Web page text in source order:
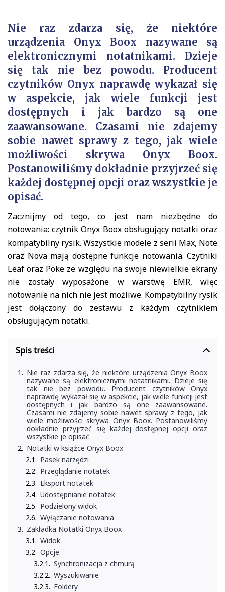
Nie raz zdarza się, że niektóre
urządzenia Onyx Boox nazywane są
elektronicznymi notatnikami. Dzieje
się tak nie bez powodu. Producent
czytników Onyx naprawdę wykazał się
w aspekcie, jak wiele funkcji jest
dostępnych i jak bardzo są one
zaawansowane. Czasami nie zdajemy
sobie nawet sprawy z tego, jak wiele
możliwości skrywa Onyx Boox.
Postanowiliśmy dokładnie przyjrzeć się
każdej dostępnej opcji oraz wszystkie je
opisać.
Zacznijmy od tego, co jest nam niezbędne do
notowania: czytnik Onyx Boox obsługujący notatki oraz
kompatybilny rysik. Wszystkie modele z serii Max, Note
oraz Nova mają dostępne funkcje notowania. Czytniki
Leaf oraz Poke ze względu na swoje niewielkie ekrany
nie zostały wyposażone w warstwę EMR, więc
notowanie na nich nie jest możliwe. Kompatybilny rysik
jest dołączony do zestawu z każdym czytnikiem
obsługującym notatki.
Spis treści
Nie raz zdarza się, że niektóre urządzenia Onyx Boox
nazywane są elektronicznymi notatnikami. Dzieje się
tak nie bez powodu. Producent czytników Onyx
naprawdę wykazał się w aspekcie, jak wiele funkcji jest
dostępnych i jak bardzo są one zaawansowane.
Czasami nie zdajemy sobie nawet sprawy z tego, jak
wiele możliwości skrywa Onyx Boox. Postanowiliśmy
dokładnie przyjrzeć się każdej dostępnej opcji oraz
wszystkie je opisać.
Notatki w książce Onyx Boox
Pasek narzędzi
Przeglądanie notatek
Eksport notatek
Udostępnianie notatek
Podzielony widok
Wyłączanie notowania
Zakładka Notatki Onyx Boox
Widok
Opcje
Synchronizacja z chmurą
Wyszukiwanie
Foldery